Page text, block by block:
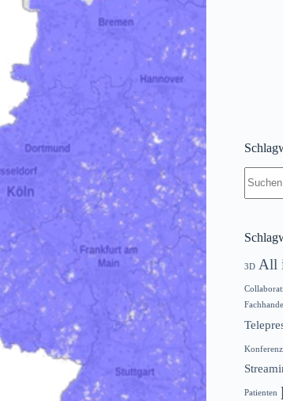
3D All
Konferenz
Patienten